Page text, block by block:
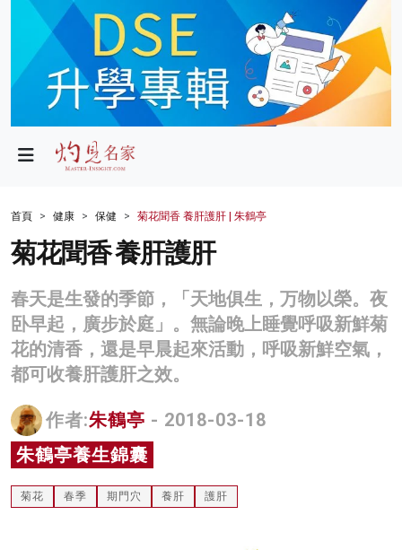
政局
財經
生活
商業
科技
名家榜
灼見活動
關於我們
首頁 健康 保健 菊花聞香 養肝護肝 | 朱鶴亭
菊花聞香 養肝護肝
春天是生發的季節，「天地俱生，万物以榮。夜
卧早起，廣步於庭」。無論晚上睡覺呼吸新鮮菊
花的清香，還是早晨起來活動，呼吸新鮮空氣，
都可收養肝護肝之效。
作者:朱鶴亭 - 2018-03-18
朱鶴亭養生錦囊
菊花 春季 期門穴 養肝 護肝